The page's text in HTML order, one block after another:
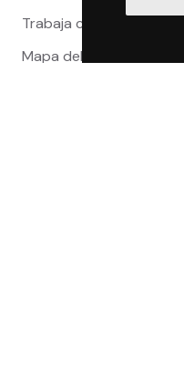
Trabaja con nosotros
Mapa del sitio